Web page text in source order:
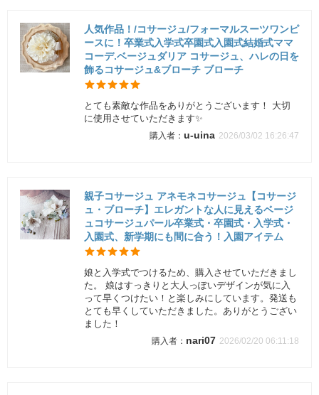
人気作品！/コサージュ/フォーマルスーツワンピ
ースに！卒業式入学式卒園式入園式結婚式ママ
コーデ.ベージュダリア コサージュ、ハレの日を
飾るコサージュ&ブローチ ブローチ
とても素敵な作品をありがとうございます！ 大切
に使用させていただきます✨
u-uina 2026/03/02 16:26:47
親子コサージュ アネモネコサージュ【コサージ
ュ・ブローチ】エレガントな人に見えるベージ
ュコサージュパール卒業式・卒園式・入学式・
入園式、新学期にも間に合う！入園アイテム
娘と入学式でつけるため、購入させていただきまし
た。 娘はすっきりと大人っぽいデザインが気に入
って早くつけたい！と楽しみにしています。発送も
とても早くしていただきました。ありがとうござい
ました！
nari07 2026/02/20 06:11:18